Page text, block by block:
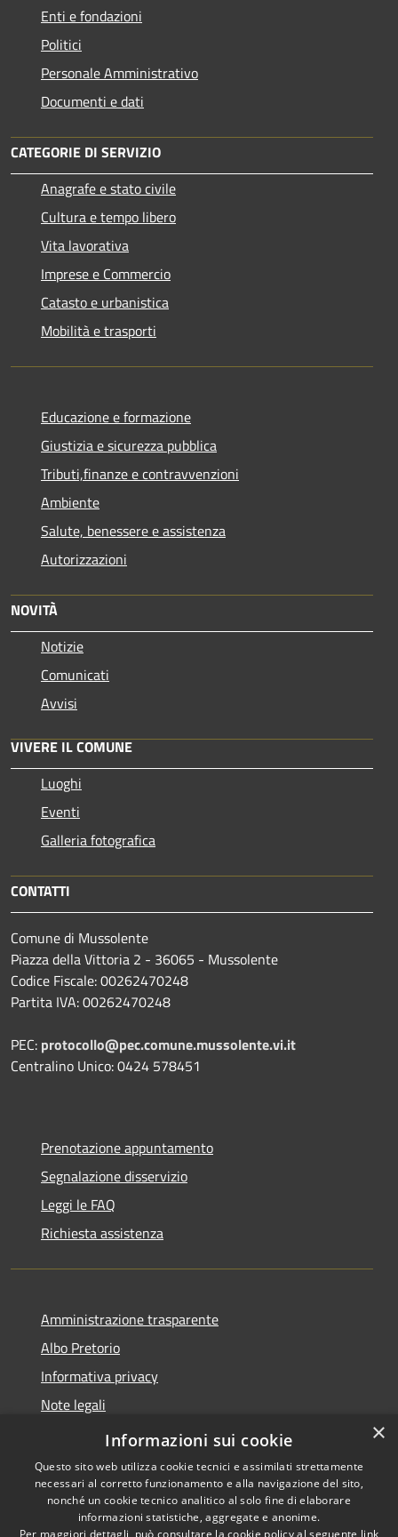
Enti e fondazioni
Politici
Personale Amministrativo
Documenti e dati
CATEGORIE DI SERVIZIO
Anagrafe e stato civile
Cultura e tempo libero
Vita lavorativa
Imprese e Commercio
Catasto e urbanistica
Mobilità e trasporti
Educazione e formazione
Giustizia e sicurezza pubblica
Tributi,finanze e contravvenzioni
Ambiente
Salute, benessere e assistenza
Autorizzazioni
NOVITÀ
Notizie
Comunicati
Avvisi
VIVERE IL COMUNE
Luoghi
Eventi
Galleria fotografica
CONTATTI
Comune di Mussolente
Piazza della Vittoria 2 - 36065 - Mussolente
Codice Fiscale: 00262470248
Partita IVA: 00262470248
PEC: protocollo@pec.comune.mussolente.vi.it
Centralino Unico: 0424 578451
Prenotazione appuntamento
Segnalazione disservizio
Leggi le FAQ
Richiesta assistenza
Amministrazione trasparente
Albo Pretorio
Informativa privacy
Note legali
Dichiarazione di accessibilità
Copyright © 2026 • Comune di
×
Informazioni sui cookie
Questo sito web utilizza cookie tecnici e assimilati strettamente
necessari al corretto funzionamento e alla navigazione del sito,
nonché un cookie tecnico analitico al solo fine di elaborare
informazioni statistiche, aggregate e anonime.
Per maggiori dettagli, può consultare la cookie policy al seguente link